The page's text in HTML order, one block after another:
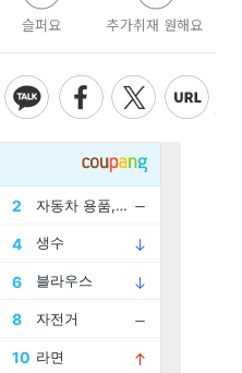
슬퍼요 추가취재 원해요